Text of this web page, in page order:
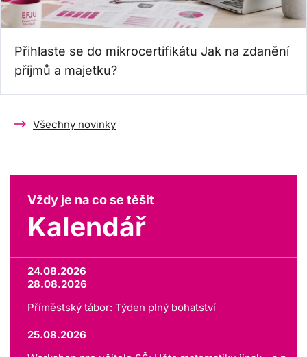
Přihlaste se do mikrocertifikátu Jak na zdanění
příjmů a majetku?
Všechny novinky
Vždy je na co se těšit
Kalendář
24.08.2026
28.08.2026
Příměstský tábor: Týden plný bohatství
25.08.2026